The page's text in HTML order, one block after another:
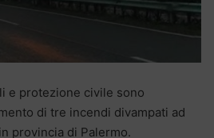
e protezione civile sono
di tre incendi divampati ad
in provincia di Palermo.